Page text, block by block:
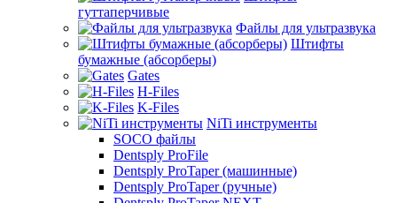
гуттаперчивые
Файлы для ультразвука
Штифты
бумажные (абсорберы)
Gates
H-Files
K-Files
NiTi инструменты
SOCO файлы
Dentsply ProFile
Dentsply ProTaper (машинные)
Dentsply ProTaper (ручные)